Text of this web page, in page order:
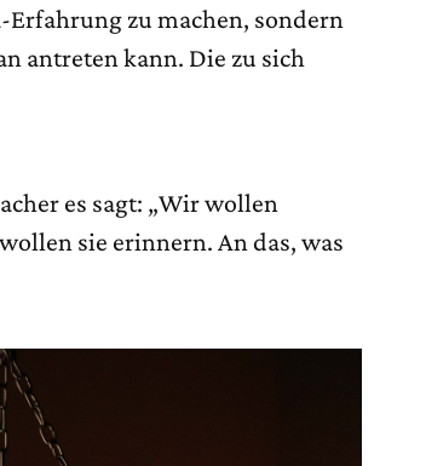
Erfahrung zu machen, sondern
antreten kann. Die zu sich
es sagt: „Wir wollen
sie erinnern. An das, was